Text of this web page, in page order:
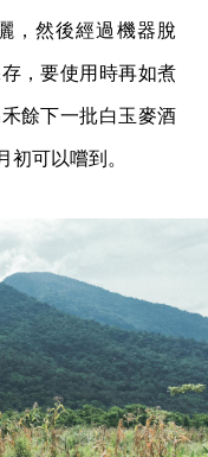
，然後經過機器脫
，要使用時再如煮
餘下一批白玉麥酒
初可以嚐到。